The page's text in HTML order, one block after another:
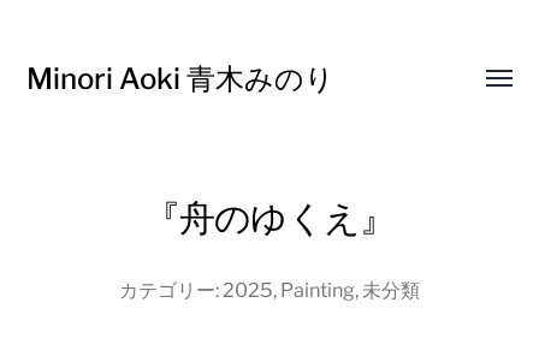
Minori Aoki 青木みのり
『舟のゆくえ』
カテゴリー:2025, Painting,未分類